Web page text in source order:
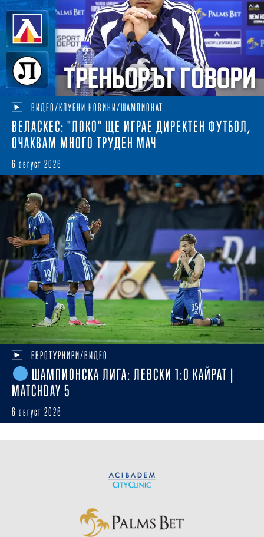
ВИДЕО/КЛУБНИ НОВИНИ/ШАМПИОНАТ
ВЕЛАСКЕС: "ЛОКО" ЩЕ ИГРАЕ ДИРЕКТЕН ФУТБОЛ,
ОЧАКВАМ МНОГО ТРУДЕН МАЧ
6 август 2026
ЕВРОТУРНИРИ/ВИДЕО
ШАМПИОНСКА ЛИГА: ЛЕВСКИ 1:0 КАЙРАТ |
MATCHDAY 5
6 август 2026